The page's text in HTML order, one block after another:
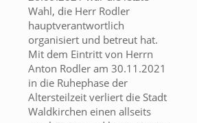
Wahl, die Herr Rodler
hauptverantwortlich
organisiert und betreut hat.
Mit dem Eintritt von Herrn
Anton Rodler am 30.11.2021
in die Ruhephase der
Altersteilzeit verliert die Stadt
Waldkirchen einen allseits